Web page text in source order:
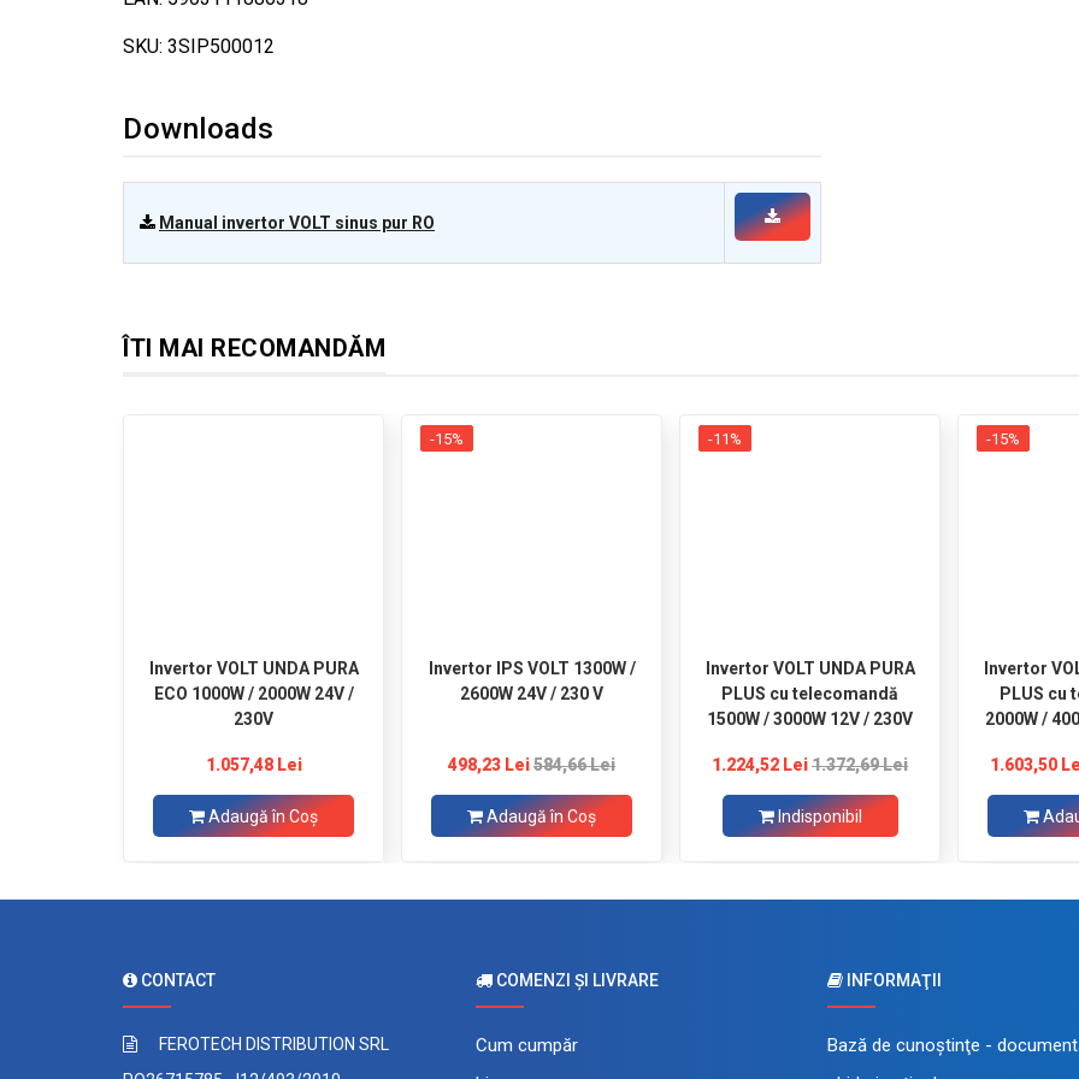
SKU: 3SIP500012
Downloads
Manual invertor VOLT sinus pur RO
ÎTI MAI RECOMANDĂM
Invertor VOLT UNDA PURA
ECO 1000W / 2000W 24V /
230V
1.057,48 Lei
Adaugă în Coş
Invertor IPS VOLT 1300W /
2600W 24V / 230 V
498,23 Lei584,66 Lei
-15%
Adaugă în Coş
Invertor VOLT UNDA PURA
PLUS cu telecomandă
1500W / 3000W 12V / 230V
1.224,52 Lei1.372,69 Lei
-11%
Indisponibil
Invertor
PLUS cu
2000W /
1.603,50
-15%
CONTACT
FEROTECH DISTRIBUTION SRL
COMENZI ŞI LIVRARE
Cum cumpăr
INFORMAŢII
Bază de cunoştinţe -